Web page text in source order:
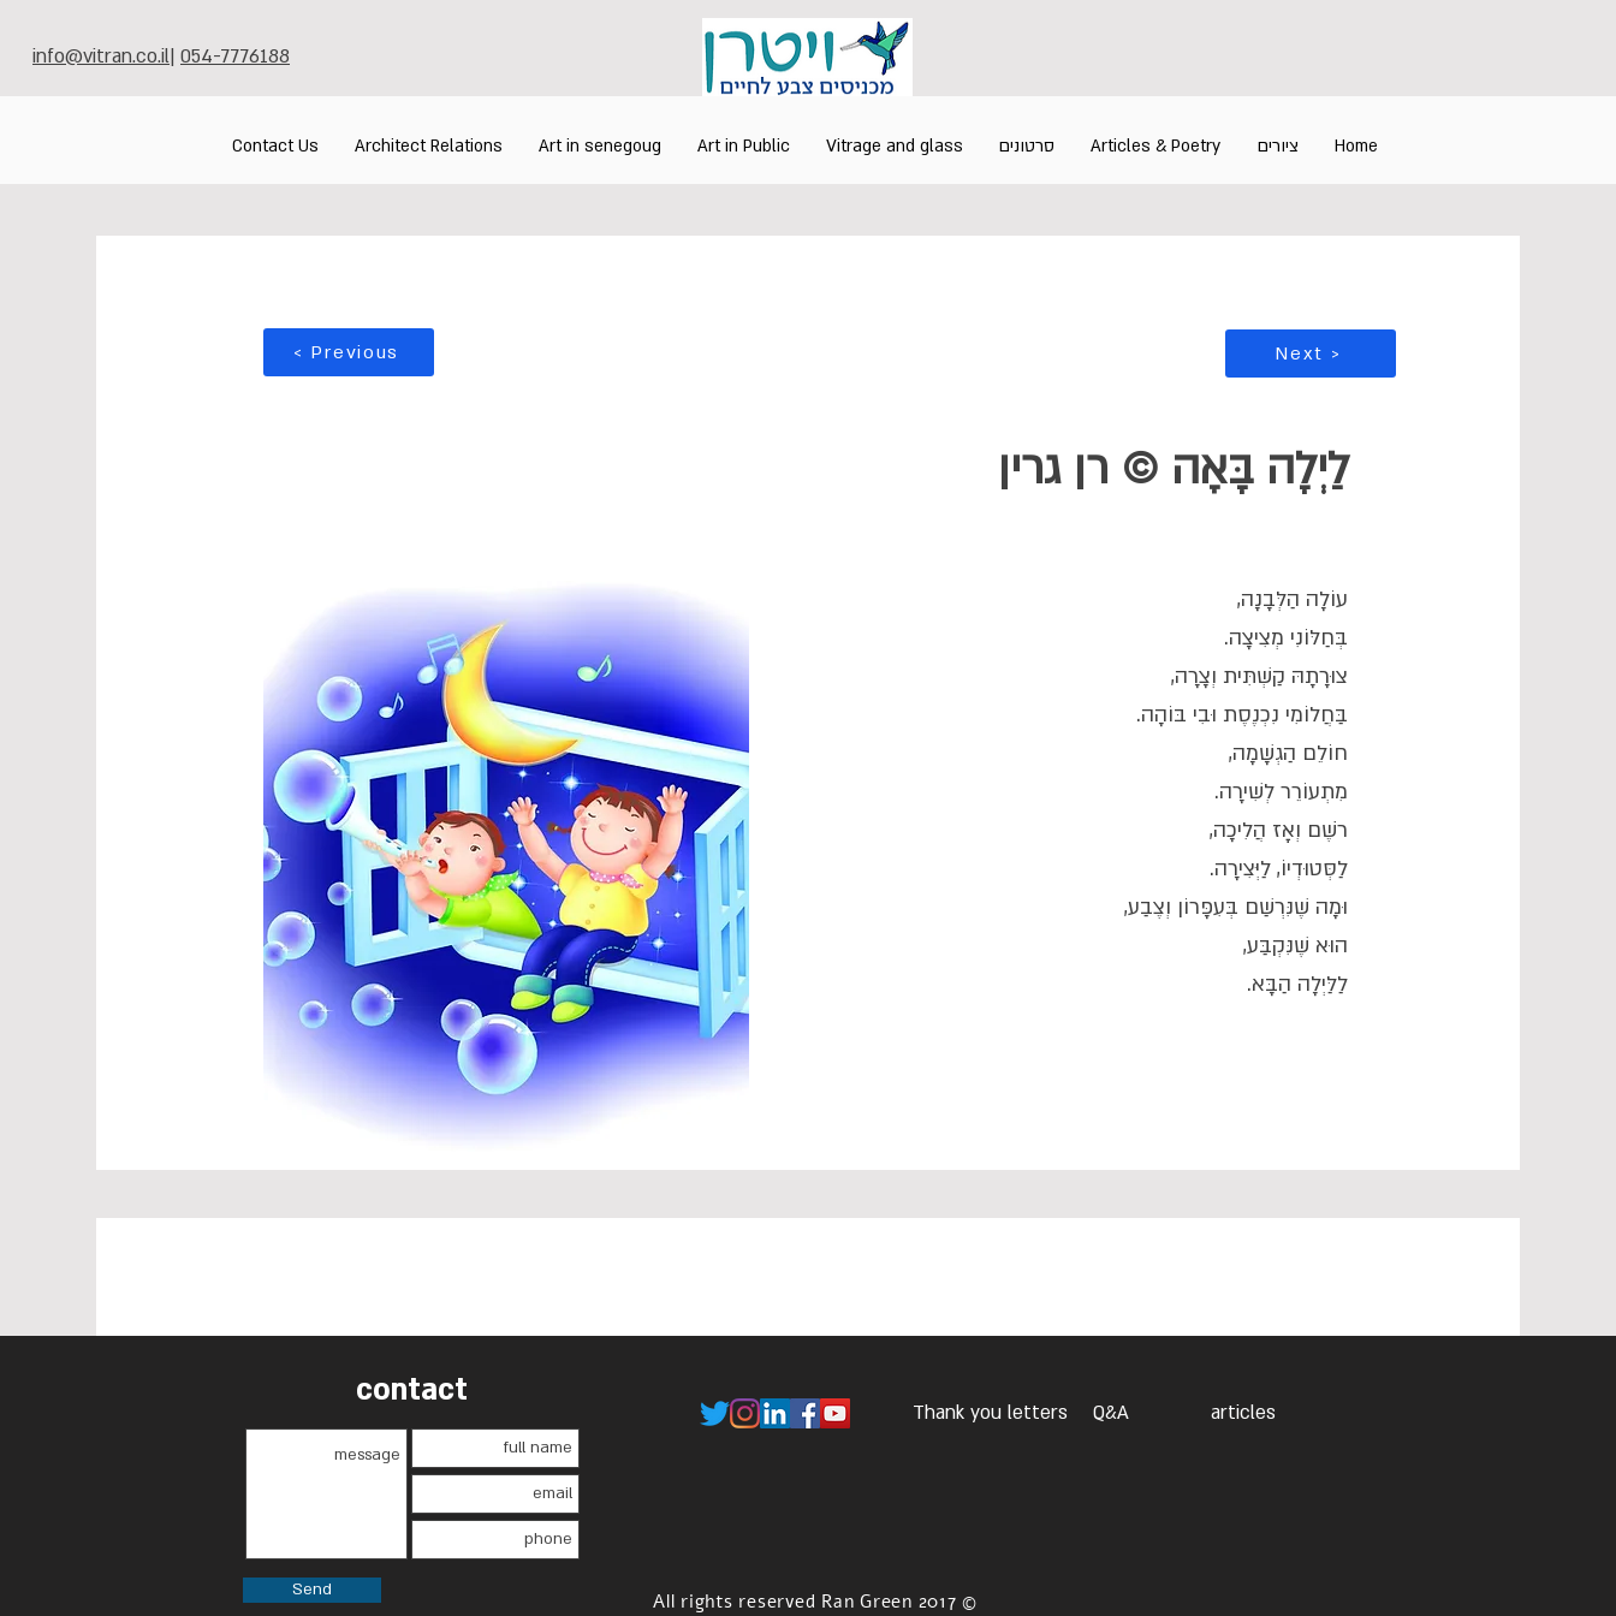
info@vitran.co.il| 054-7776188
Home ציורים Articles & Poetry סרטונים Vitrage and glass
Art in Public
Art in senegoug
Architect Relations
Contact Us
< Previous Next >
לַיְלָה בָּאָה © רן גרין
עוֹלָה הַלְּבָנָה,
בְּחַלּוֹנִי מְצִיצָה.
צוּרָתָהּ קַשְׁתִּית וְצָרָה,
בַּחֲלוֹמִי נִכְנֶסֶת וּבִי בּוֹהָה.
חוֹלֵם הַגְשָׁמָה,
מִתְעוֹרֵר לְשִׁירָה.
רֹשֶׁם וְאָז הֲלִיכָה,
לַסְּטוּדְיוֹ, לַיְּצִירָה.
וּמָה שֶׁנִּרְשַׁם בְּעִפָּרוֹן וְצֶבַע,
הוּא שֶׁנִּקְבַּע,
לַלַּיְלָה הַבָּא.
contact
Thank you letters Q&A articles
Send © 2017 All rights reserved Ran Green